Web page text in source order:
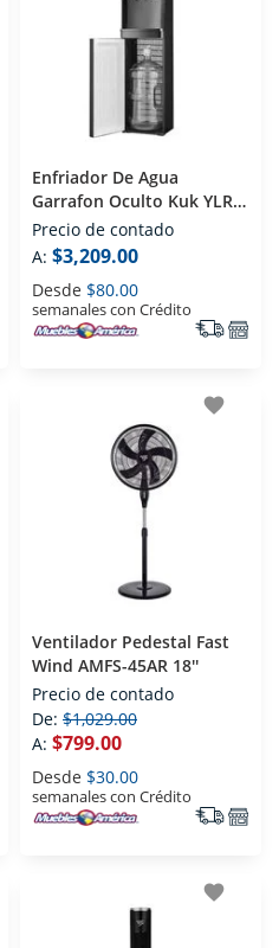
Enfriador De Agua
Garrafon Oculto Kuk YLR-
LW-2-5-907ALB Silver
Precio de contado
A: $3,209.00
Desde $80.00
semanales con Crédito
favorite
Ventilador Pedestal Fast
Wind AMFS-45AR 18''
Precio de contado
De: $1,029.00
A: $799.00
Desde $30.00
semanales con Crédito
favorite